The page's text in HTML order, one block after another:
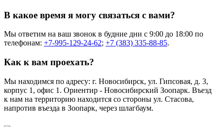
В какое время я могу связаться с вами?
Мы ответим на ваш звонок в будние дни с 9:00 до 18:00 по
телефонам: +7-995-129-24-62; +7 (383) 335-88-85.
Как к вам проехать?
Мы находимся по адресу: г. Новосибирск, ул. Гипсовая, д. 3,
корпус 1, офис 1. Ориентир - Новосибирский Зоопарк. Въезд
к нам на территорию находится со стороны ул. Стасова,
напротив въезда в Зоопарк, через шлагбаум.